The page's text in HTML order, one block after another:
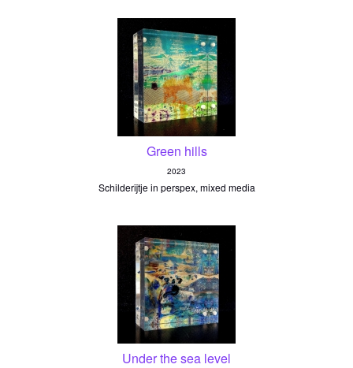
Green hills
2023
Schilderijtje in perspex, mixed media
Under the sea level